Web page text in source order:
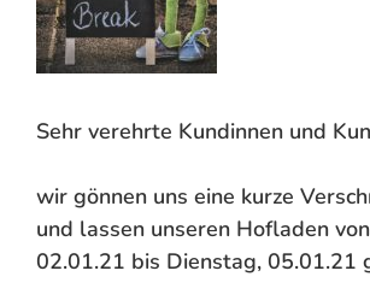
Sehr verehrte Kundinnen und
wir gönnen uns eine kurze
und lassen unseren Hofladen
02.01.21 bis Dienstag, 05.01.21